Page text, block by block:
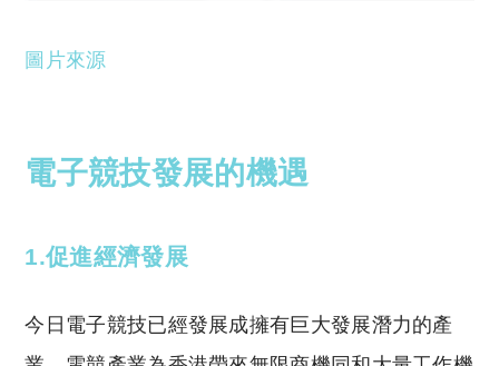
圖片來源
電子競技發展的機遇
1.促進經濟發展
今日電子競技已經發展成擁有巨大發展潛力的產